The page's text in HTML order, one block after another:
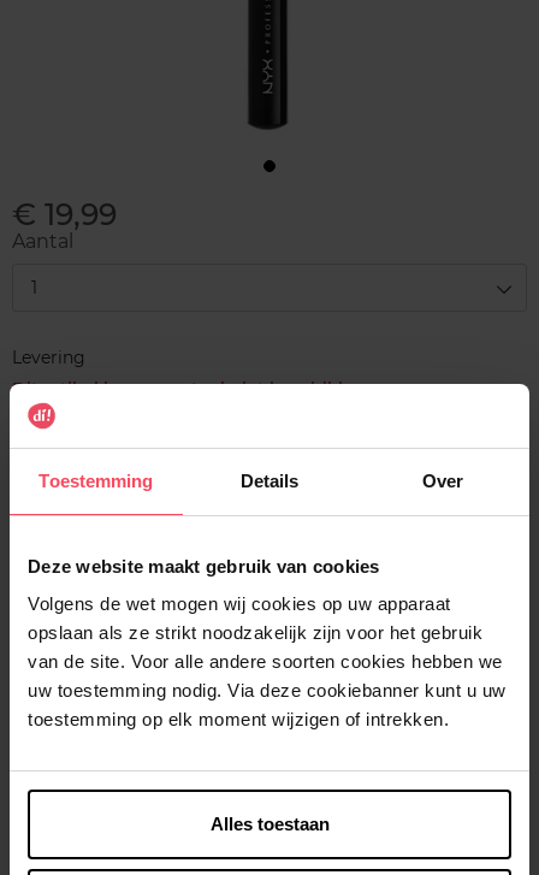
Toestemming Details Over
Deze website maakt gebruik van cookies
Volgens de wet mogen wij cookies op uw apparaat
opslaan als ze strikt noodzakelijk zijn voor het gebruik
van de site. Voor alle andere soorten cookies hebben we
uw toestemming nodig. Via deze cookiebanner kunt u uw
toestemming op elk moment wijzigen of intrekken.
Alles toestaan
€ 19,99
Aantal
1
Levering
Dit artikel is momenteel niet beschikbaar
Me verwittigen wanneer het weer beschikbaar
is
Gratis levering bij aankoop van min. 35€.
Gratis retour in je winkelpunt
Verzending binnen 24u